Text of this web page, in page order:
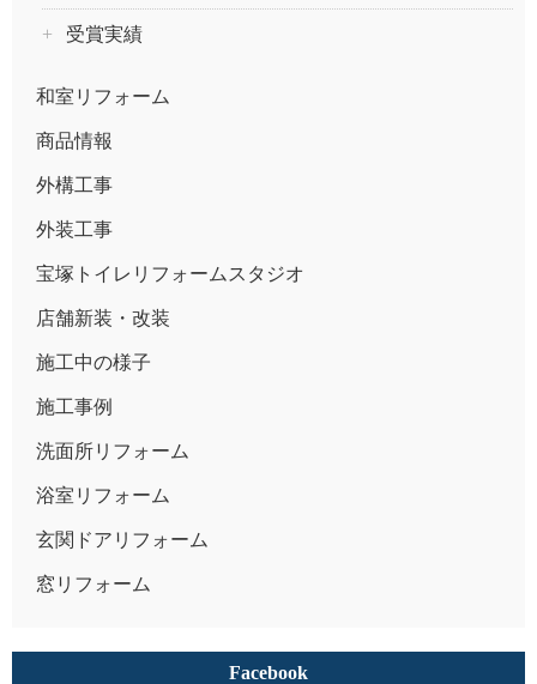
受賞実績
和室リフォーム
商品情報
外構工事
外装工事
宝塚トイレリフォームスタジオ
店舗新装・改装
施工中の様子
施工事例
洗面所リフォーム
浴室リフォーム
玄関ドアリフォーム
窓リフォーム
Facebook